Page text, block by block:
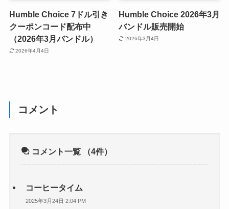
Humble Choice 7ドル引き
クーポンコード配布中
（2026年3月バンドル）
2026年4月4日
Humble Choice 2026年3月
バンドル販売開始
2026年3月4日
コメント
コメント一覧 （4件）
コーヒータイム
2025年3月24日 2:04 PM